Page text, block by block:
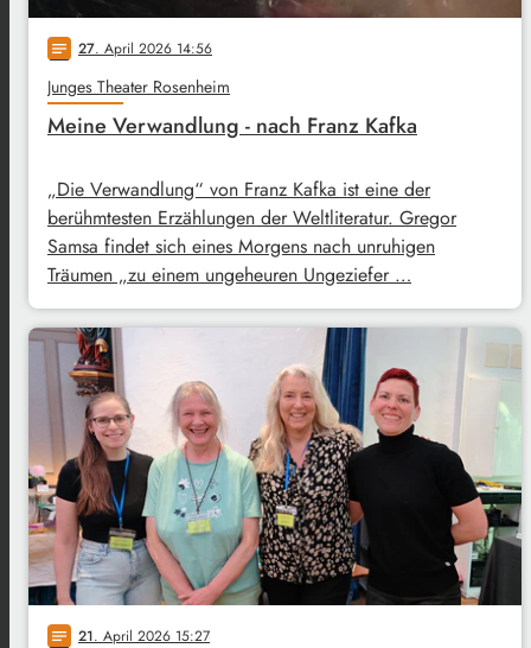
notes 27. April 2026 14:56
Junges Theater Rosenheim
Meine Verwandlung - nach Franz Kafka
„Die Verwandlung“ von Franz Kafka ist eine der
berühmtesten Erzählungen der Weltliteratur. Gregor
Samsa findet sich eines Morgens nach unruhigen
Träumen „zu einem ungeheuren Ungeziefer …
notes 21. April 2026 15:27